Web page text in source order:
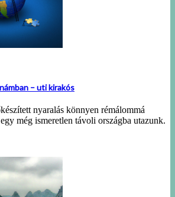
– uti kirakós
nyaralás könnyen rémálommá
még ismeretlen távoli országba utazunk.